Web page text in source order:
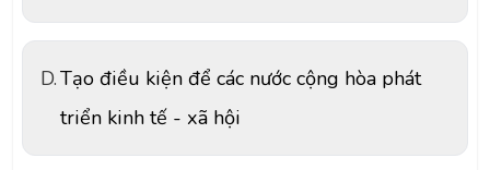
D.Tạo điều kiện để các nước cộng hòa phát
triển kinh tế - xã hội